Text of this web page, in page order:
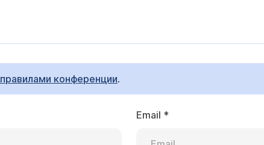
правилами конференции.
Email *